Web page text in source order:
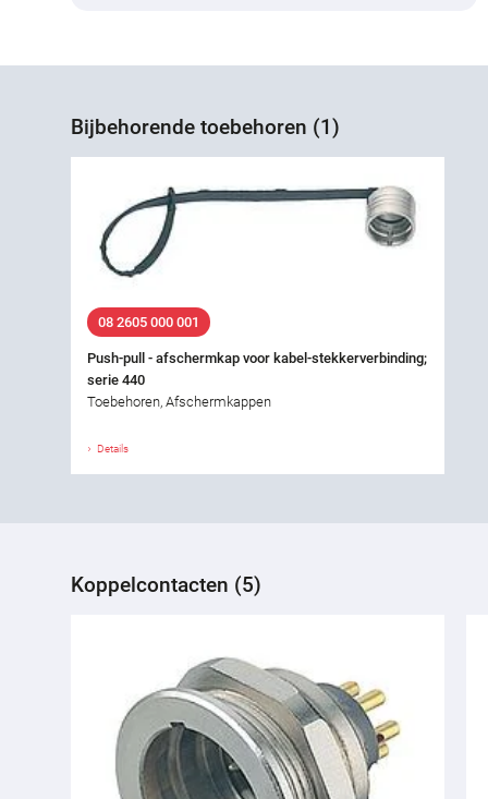
Bijbehorende toebehoren (1)
08 2605 000 001
Push-pull - afschermkap voor kabel-stekkerverbinding;
serie 440
Toebehoren, Afschermkappen
Details
Koppelcontacten (5)